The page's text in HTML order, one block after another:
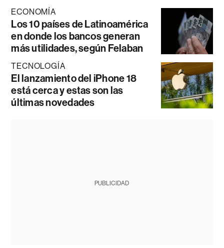
ECONOMÍA
Los 10 países de Latinoamérica
en donde los bancos generan
más utilidades, según Felaban
TECNOLOGÍA
El lanzamiento del iPhone 18
está cerca y estas son las
últimas novedades
PUBLICIDAD